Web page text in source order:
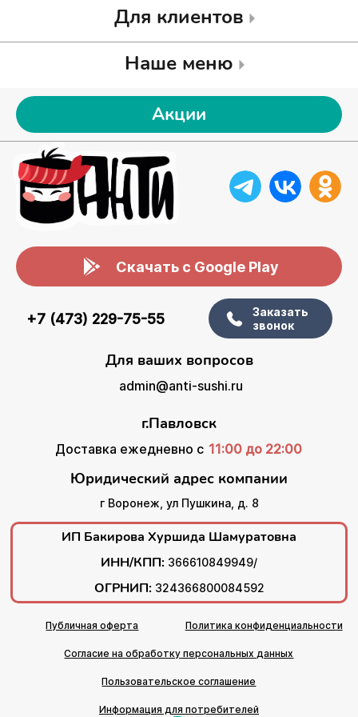
Для клиентов
Наше меню
Акции
Скачать с Google Play
+7 (473) 229-75-55
Заказать
звонок
Для ваших вопросов
admin@anti-sushi.ru
г.Павловск
Доставка ежедневно с 11:00 до 22:00
Юридический адрес компании
г Воронеж, ул Пушкина, д. 8
ИП Бакирова Хуршида Шамуратовна
ИНН/КПП: 366610849949/
ОГРНИП: 324366800084592
Публичная оферта Политика конфиденциальности
Согласие на обработку персональных данных
Пользовательское соглашение
Информация для потребителей